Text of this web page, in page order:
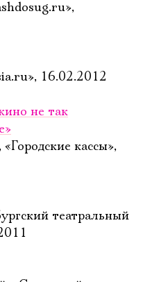
16.02.2012
не так
кассы»,
театральный